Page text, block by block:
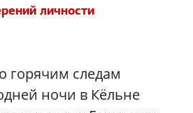
личности
горячим следам
ночи в Кёльне